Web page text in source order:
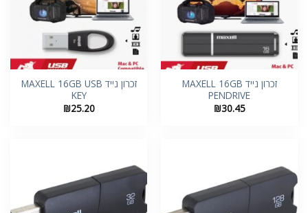
זכרון נייד MAXELL 16GB
PENDRIVE
₪30.45
זכרון נייד MAXELL 16GB USB
KEY
₪25.20